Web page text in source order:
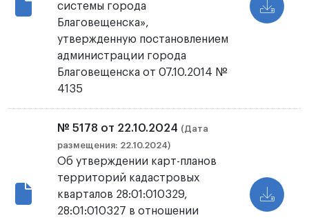
системы города
Благовещенска»,
утвержденную постановлением
администрации города
Благовещенска от 07.10.2014 №
4135
№ 5178 от 22.10.2024 (Дата
размещения: 22.10.2024)
Об утверждении карт-планов
территорий кадастровых
кварталов 28:01:010329,
28:01:010327 в отношении